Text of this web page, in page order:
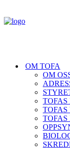
OM TOFA
OM
TOFAS
TOFAS